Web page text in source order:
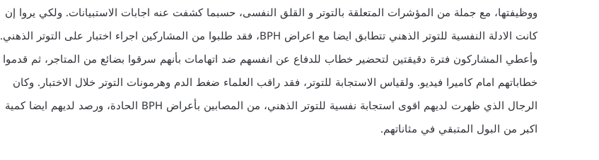
ووظيفتها، مع جملة من المؤشرات المتعلقة بالتوتر و القلق النفسى، حسبما كشفت عنه اجابات الاستبيانات. ولكي يروا إن
كانت الادلة النفسية للتوتر الذهني تتطابق ايضا مع اعراض BPH، فقد طلبوا من المشاركين اجراء اختبار على التوتر الذهني.
وأعطي المشاركون فترة دقيقتين لتحضير خطاب للدفاع عن انفسهم ضد اتهامات بأنهم سرقوا بضائع من المتاجر، ثم قدموا
خطاباتهم امام كاميرا فيديو. ولقياس الاستجابة للتوتر، فقد راقب العلماء ضغط الدم وهرمونات التوتر خلال الاختبار. وكان
الرجال الذي ظهرت لديهم اقوى استجابة نفسية للتوتر الذهني، من المصابين بأعراض BPH الحادة، ورصد لديهم ايضا كمية
اكبر من البول المتبقي في مثاناتهم.